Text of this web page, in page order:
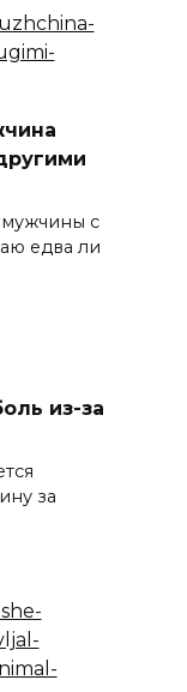
с
едва ли
из-за
за